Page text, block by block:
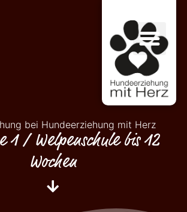
bei Hundeerziehung mit Herz
1 / Welpenschule bis 12
Wochen